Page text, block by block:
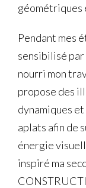
géométriques
Pendant mes
sensibilisé
nourri mon
propose des
dynamiques
aplats afin de
énergie
inspiré ma